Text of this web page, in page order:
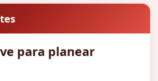
para planear